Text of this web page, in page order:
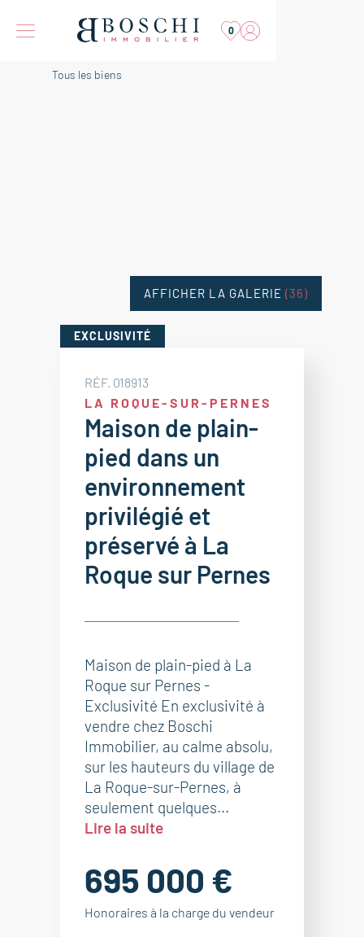
0
Tous les biens
EXCLUSIVITÉ
RÉF. 018913
LA ROQUE-SUR-PERNES
Maison de plain-
pied dans un
environnement
privilégié et
préservé à La
Roque sur Pernes
Maison de plain-pied à La
Roque sur Pernes -
Exclusivité En exclusivité à
vendre chez Boschi
Immobilier, au calme absolu,
sur les hauteurs du village de
La Roque-sur-Pernes, à
seulement quelques...
Lire la suite
695 000 €
Honoraires à la charge du vendeur
AFFICHER LA GALERIE (36)